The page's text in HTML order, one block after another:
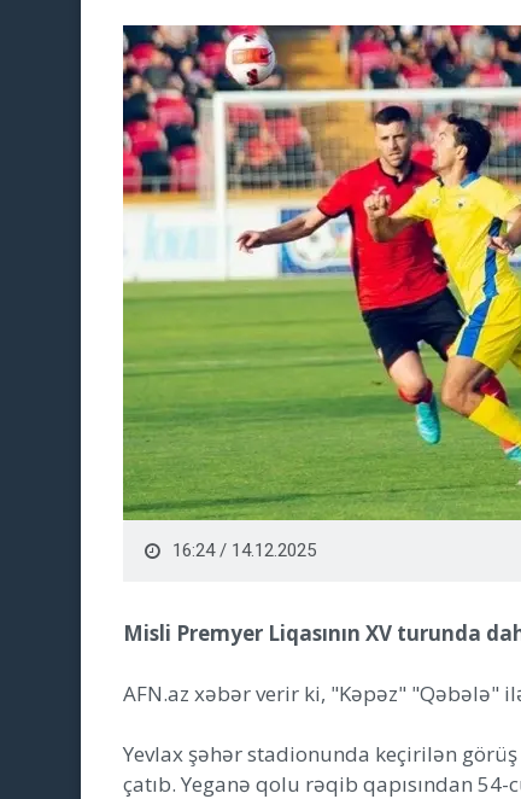
16:24 / 14.12.2025
Misli Premyer Liqasının XV turunda
AFN.az xəbər verir ki, "Kəpəz" "Qəbələ"
Yevlax şəhər stadionunda keçirilən
çatıb. Yeganə qolu rəqib qapısından